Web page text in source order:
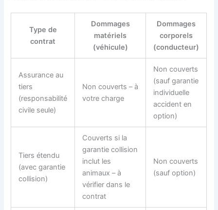
Type de
contrat
Dommages
matériels
(véhicule)
Dommages
corporels
(conducteur)
Assurance au
tiers
(responsabilité
civile seule)
Non couverts – à
votre charge
Non couverts
(sauf garantie
individuelle
accident en
option)
Tiers étendu
(avec garantie
collision)
Couverts si la
garantie collision
inclut les
animaux – à
vérifier dans le
contrat
Non couverts
(sauf option)